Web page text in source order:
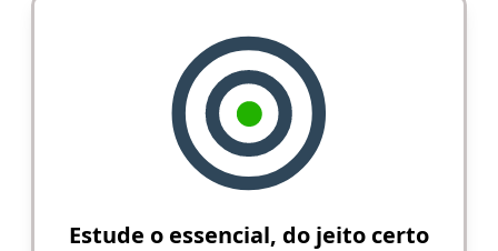
Estude o essencial, do jeito certo